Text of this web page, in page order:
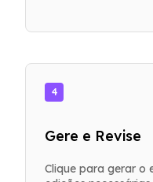
4
Gere e Revise
Clique para gerar o